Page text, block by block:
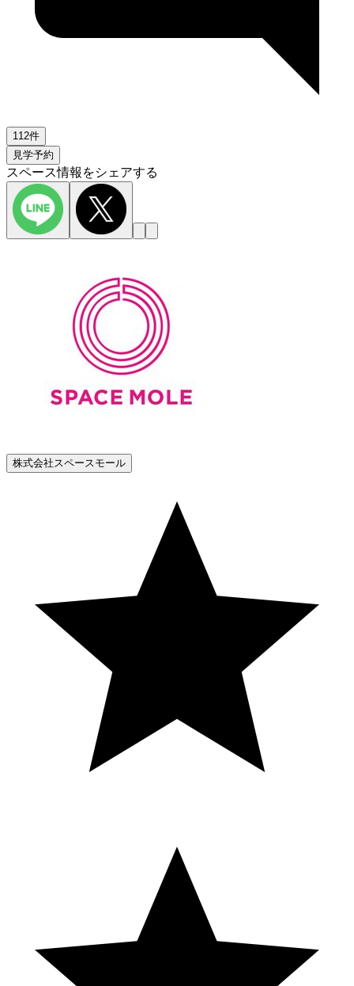
112件
見学予約
スペース情報をシェアする
株式会社スペースモール